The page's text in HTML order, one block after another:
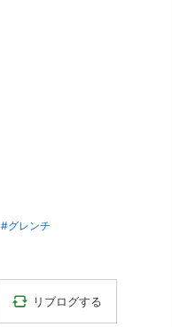
#グレンチ
リブログする